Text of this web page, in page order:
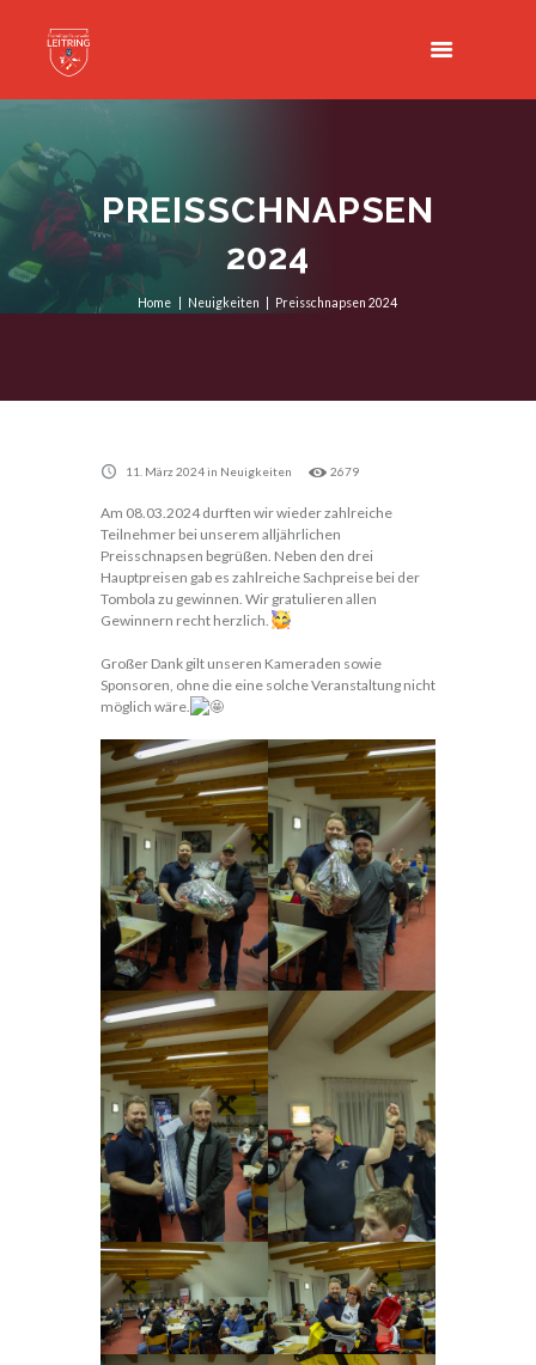
PREISSCHNAPSEN
2024
Home Neuigkeiten Preisschnapsen 2024
11. März 2024 in Neuigkeiten 2679
Am 08.03.2024 durften wir wieder zahlreiche
Teilnehmer bei unserem alljährlichen
Preisschnapsen begrüßen. Neben den drei
Hauptpreisen gab es zahlreiche Sachpreise bei der
Tombola zu gewinnen. Wir gratulieren allen
Gewinnern recht herzlich.
Großer Dank gilt unseren Kameraden sowie
Sponsoren, ohne die eine solche Veranstaltung nicht
möglich wäre.